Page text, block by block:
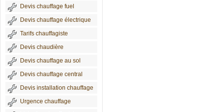
Devis chauffage fuel
Devis chauffage électrique
Tarifs chauffagiste
Devis chaudière
Devis chauffage au sol
Devis chauffage central
Devis installation chauffage
Urgence chauffage